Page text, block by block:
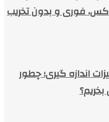
فوری و بدون تخریب
اندازه گیری؛ چطور
بخریم؟